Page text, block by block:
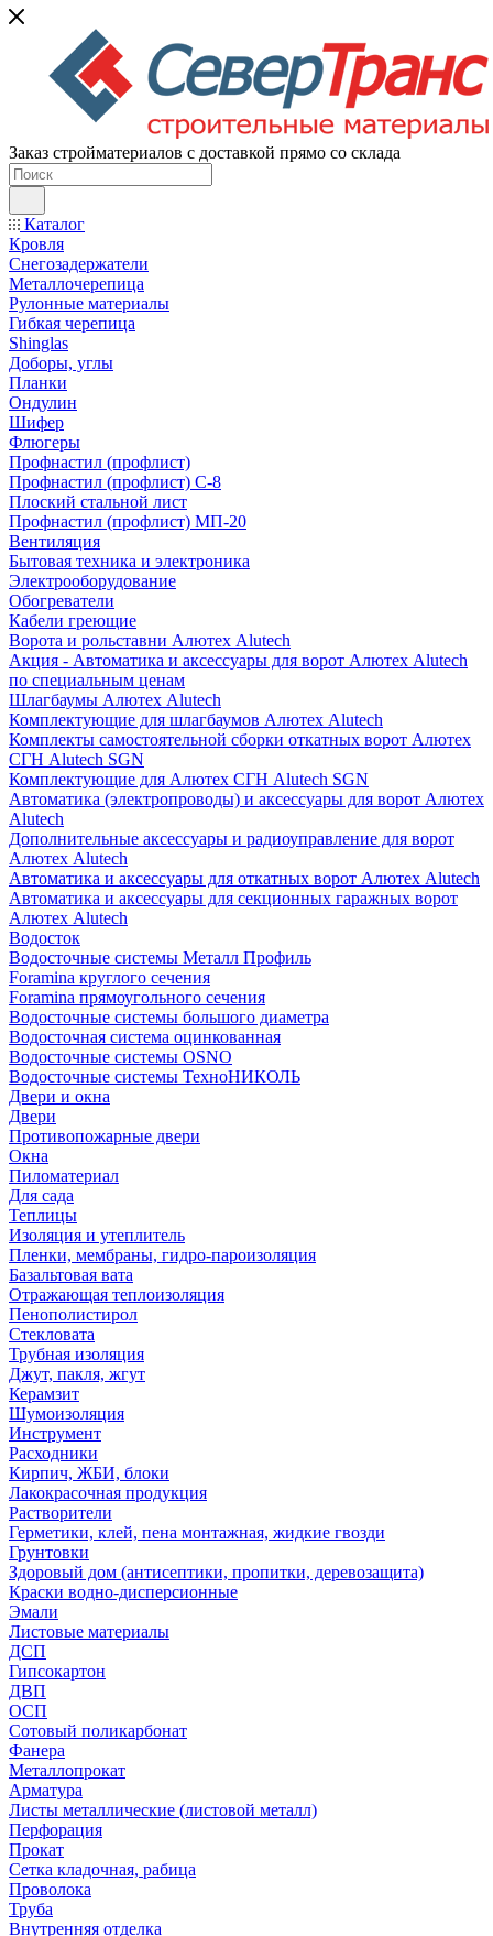
Заказ стройматериалов с доставкой прямо со склада
Каталог
Кровля
Снегозадержатели
Металлочерепица
Рулонные материалы
Гибкая черепица
Shinglas
Доборы, углы
Планки
Ондулин
Шифер
Флюгеры
Профнастил (профлист)
Профнастил (профлист) С-8
Плоский стальной лист
Профнастил (профлист) МП-20
Вентиляция
Бытовая техника и электроника
Электрооборудование
Обогреватели
Кабели греющие
Ворота и рольставни Алютех Alutech
Акция - Автоматика и аксессуары для ворот Алютех Alutech
по специальным ценам
Шлагбаумы Алютех Alutech
Комплектующие для шлагбаумов Алютех Alutech
Комплекты самостоятельной сборки откатных ворот Алютех
СГН Alutech SGN
Комплектующие для Алютех СГН Alutech SGN
Автоматика (электропроводы) и аксессуары для ворот Алютех
Alutech
Дополнительные аксессуары и радиоуправление для ворот
Алютех Alutech
Автоматика и аксессуары для откатных ворот Алютех Alutech
Автоматика и аксессуары для секционных гаражных ворот
Алютех Alutech
Водосток
Водосточные системы Металл Профиль
Foramina круглого сечения
Foramina прямоугольного сечения
Водосточные системы большого диаметра
Водосточная система оцинкованная
Водосточные системы OSNO
Водосточные системы ТехноНИКОЛЬ
Двери и окна
Двери
Противопожарные двери
Окна
Пиломатериал
Для сада
Теплицы
Изоляция и утеплитель
Пленки, мембраны, гидро-пароизоляция
Базальтовая вата
Отражающая теплоизоляция
Пенополистирол
Стекловата
Трубная изоляция
Джут, пакля, жгут
Керамзит
Шумоизоляция
Инструмент
Расходники
Кирпич, ЖБИ, блоки
Лакокрасочная продукция
Растворители
Герметики, клей, пена монтажная, жидкие гвозди
Грунтовки
Здоровый дом (антисептики, пропитки, деревозащита)
Краски водно-дисперсионные
Эмали
Листовые материалы
ДСП
Гипсокартон
ДВП
ОСП
Сотовый поликарбонат
Фанера
Металлопрокат
Арматура
Листы металлические (листовой металл)
Перфорация
Прокат
Сетка кладочная, рабица
Проволока
Труба
Внутренняя отделка